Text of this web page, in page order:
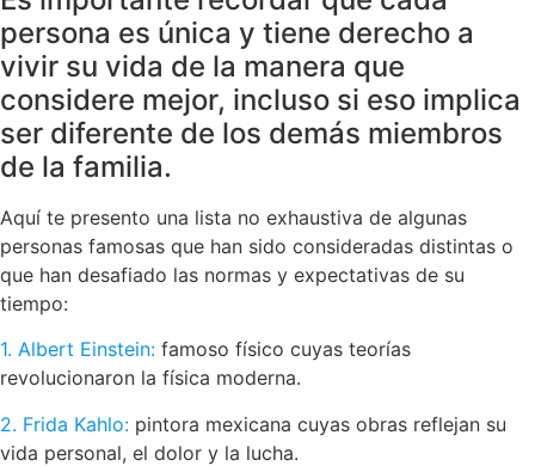
persona es única y tiene derecho a
vivir su vida de la manera que
considere mejor, incluso si eso implica
ser diferente de los demás miembros
de la familia.
Aquí te presento una lista no exhaustiva de algunas
personas famosas que han sido consideradas distintas o
que han desafiado las normas y expectativas de su
tiempo:
1. Albert Einstein: famoso físico cuyas teorías
revolucionaron la física moderna.
2. Frida Kahlo: pintora mexicana cuyas obras reflejan su
vida personal, el dolor y la lucha.